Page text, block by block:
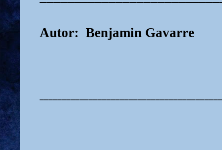
Autor: Benjamin Gavarre